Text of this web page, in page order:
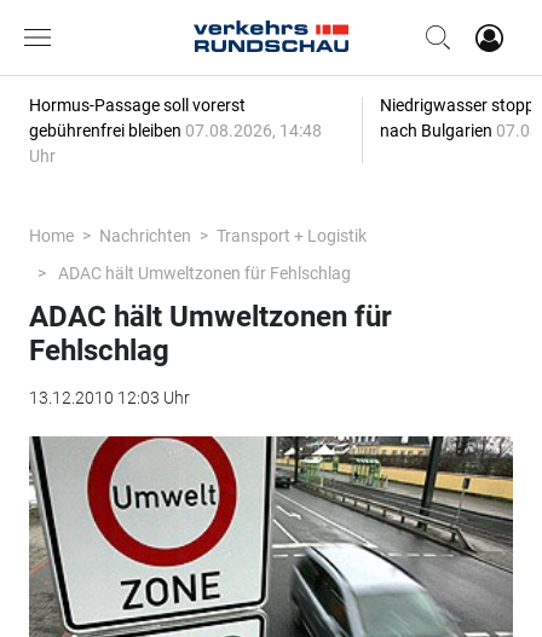
Hormus-Passage soll vorerst
gebührenfrei bleiben 07.08.2026, 14:48
Uhr
Niedrigwasser
nach Bulgarien
Home Nachrichten
Transport + Logistik
ADAC hält Umweltzonen für Fehlschlag
ADAC hält Umweltzonen für
Fehlschlag
13.12.2010 12:03 Uhr